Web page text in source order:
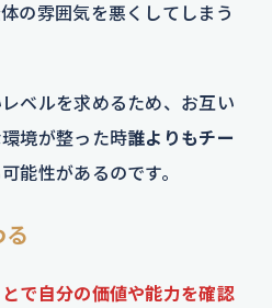
の雰囲気を悪くしてしまう
ベルを求めるため、お互い
境が整った時誰よりもチー
可能性があるのです。
で自分の価値や能力を確認